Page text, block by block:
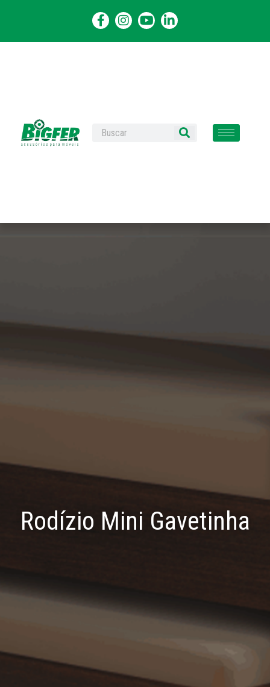
Rodízio Mini Gavetinha